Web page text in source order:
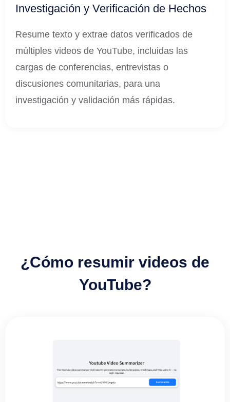
Investigación y Verificación de Hechos
Resume texto y extrae datos verificados de
múltiples videos de YouTube, incluidas las
cargas de conferencias, entrevistas o
discusiones comunitarias, para una
investigación y validación más rápidas.
¿Cómo resumir videos de
YouTube?